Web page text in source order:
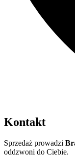
Kontakt
Sprzedaż prowadzi
oddzwoni do Ciebie.